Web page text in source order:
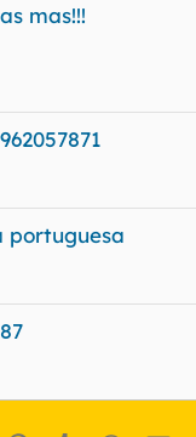
mas!!!
portuguesa